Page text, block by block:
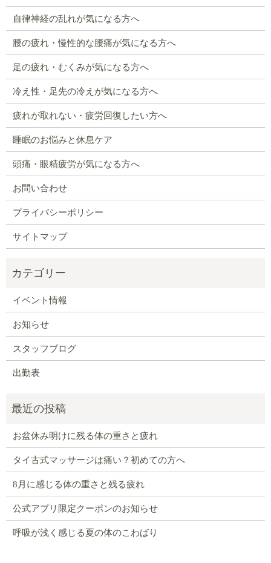
自律神経の乱れが気になる方へ
腰の疲れ・慢性的な腰痛が気になる方へ
足の疲れ・むくみが気になる方へ
冷え性・足先の冷えが気になる方へ
疲れが取れない・疲労回復したい方へ
睡眠のお悩みと休息ケア
頭痛・眼精疲労が気になる方へ
お問い合わせ
プライバシーポリシー
サイトマップ
イベント情報
お知らせ
スタッフブログ
出勤表
お盆休み明けに残る体の重さと疲れ
タイ古式マッサージは痛い？初めての方へ
8月に感じる体の重さと残る疲れ
公式アプリ限定クーポンのお知らせ
呼吸が浅く感じる夏の体のこわばり